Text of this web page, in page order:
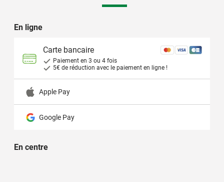
En ligne
Carte bancaire
Paiement en 3 ou 4 fois
5€ de réduction avec le paiement en ligne !
Apple Pay
Google Pay
En centre